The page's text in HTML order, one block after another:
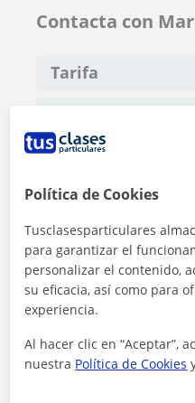
Contacta con
Tarifa
Política de Cookies
Tusclasesparticulares
para garantizar el
personalizar el contenido,
su eficacia, así como para
experiencia.
Al hacer clic en “Aceptar”,
nuestra Política de Cookies